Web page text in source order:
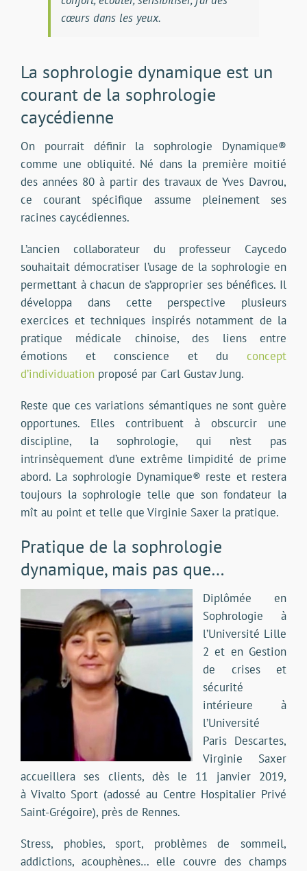
cœurs dans les yeux.
La sophrologie dynamique est un
courant de la sophrologie
caycédienne
On pourrait définir la sophrologie Dynamique®
comme une obliquité. Né dans la première moitié
des années 80 à partir des travaux de Yves Davrou,
ce courant spécifique assume pleinement ses
racines caycédiennes.
L’ancien collaborateur du professeur Caycedo
souhaitait démocratiser l’usage de la sophrologie en
permettant à chacun de s’approprier ses bénéfices. Il
développa dans cette perspective plusieurs
exercices et techniques inspirés notamment de la
pratique médicale chinoise, des liens entre
émotions et conscience et du concept
d’individuation proposé par Carl Gustav Jung.
Reste que ces variations sémantiques ne sont guère
opportunes. Elles contribuent à obscurcir une
discipline, la sophrologie, qui n’est pas
intrinsèquement d’une extrême limpidité de prime
abord. La sophrologie Dynamique® reste et restera
toujours la sophrologie telle que son fondateur la
mît au point et telle que Virginie Saxer la pratique.
Pratique de la sophrologie
dynamique, mais pas que…
Diplômée en
Sophrologie à
l’Université Lille
2 et en Gestion
de crises et
sécurité
intérieure à
l’Université
Paris Descartes,
Virginie Saxer
accueillera ses clients, dès le 11 janvier 2019,
à Vivalto Sport (adossé au Centre Hospitalier Privé
Saint-Grégoire), près de Rennes.
Stress, phobies, sport, problèmes de sommeil,
addictions, acouphènes… elle couvre des champs